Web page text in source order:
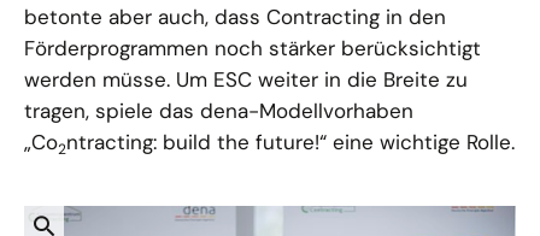
betonte aber auch, dass Contracting in den
Förderprogrammen noch stärker berücksichtigt
werden müsse. Um ESC weiter in die Breite zu
tragen, spiele das dena-Modellvorhaben
„Co2ntracting: build the future!“ eine wichtige Rolle.